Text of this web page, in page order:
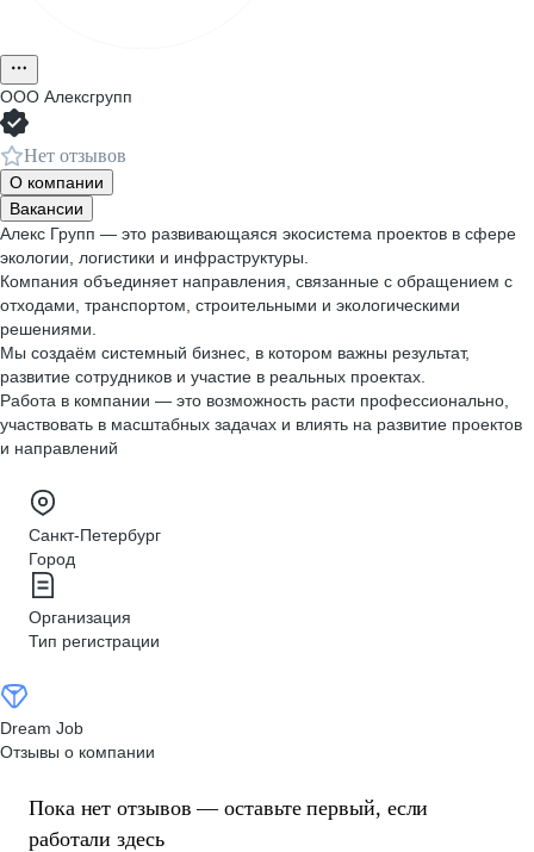
ООО Алексгрупп
Нет отзывов
О компании
Вакансии
Алекс Групп — это развивающаяся экосистема проектов в сфере
экологии, логистики и инфраструктуры.
Компания объединяет направления, связанные с обращением с
отходами, транспортом, строительными и экологическими
решениями.
Мы создаём системный бизнес, в котором важны результат,
развитие сотрудников и участие в реальных проектах.
Работа в компании — это возможность расти профессионально,
участвовать в масштабных задачах и влиять на развитие проектов
и направлений
Санкт-Петербург
Город
Организация
Тип регистрации
Dream Job
Отзывы о компании
Пока нет отзывов — оставьте первый, если
работали здесь